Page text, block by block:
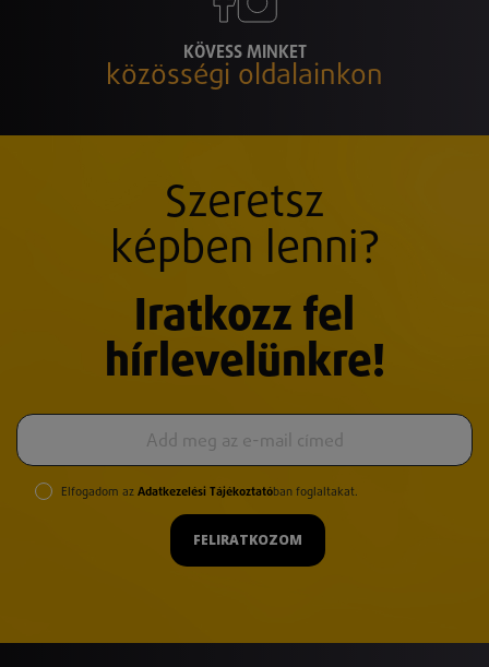
KÖVESS MINKET
közösségi oldalainkon
Szeretsz
képben lenni?
Iratkozz fel
hírlevelünkre!
Elfogadom az Adatkezelési Tájékoztatóban foglaltakat.
FELIRATKOZOM